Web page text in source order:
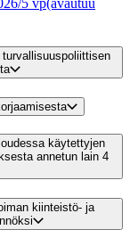
5 vp(avautuu
käytettyjen
annetun lain 4
kiinteistö- ja